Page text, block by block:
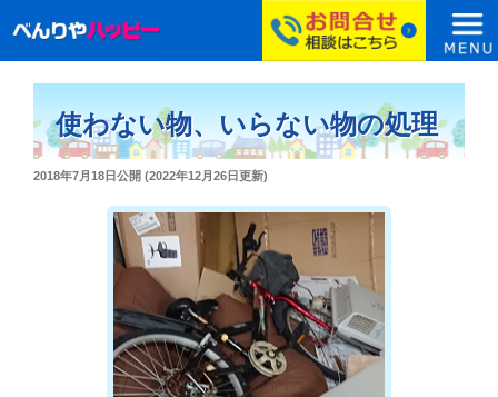
使わない物、いらない物の処理
投
2018年7月18日公開 (2022年12月26日更新)